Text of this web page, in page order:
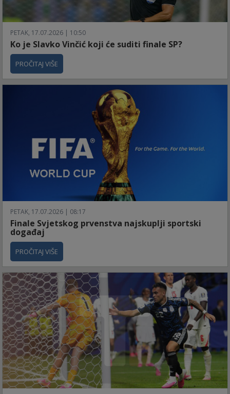
PETAK, 17.07.2026 | 10:50
Ko je Slavko Vinčić koji će suditi finale SP?
PROČITAJ VIŠE
PETAK, 17.07.2026 | 08:17
Finale Svjetskog prvenstva najskuplji sportski
događaj
PROČITAJ VIŠE